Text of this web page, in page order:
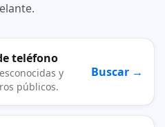
teléfono
y
públicos.
Buscar →